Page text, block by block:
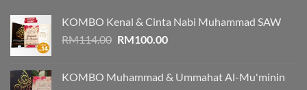
KOMBO Kenal & Cinta Nabi Muhammad SAW
RM114.00 Original
RM114.00.
RM100.00Current
RM100.00.
KOMBO Muhammad & Ummahat Al-Mu'minin